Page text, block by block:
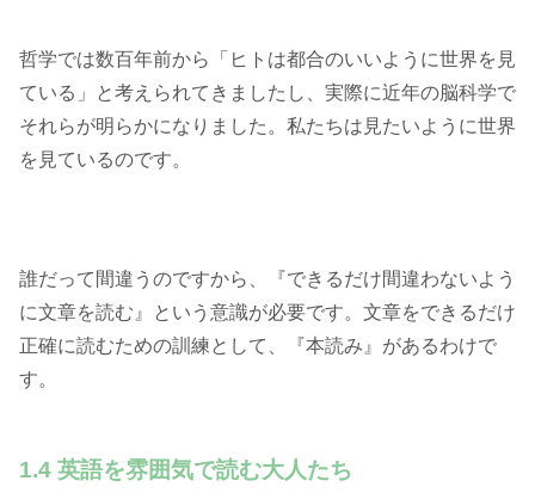
哲学では数百年前から「ヒトは都合のいいように世界を見
ている」と考えられてきましたし、実際に近年の脳科学で
それらが明らかになりました。私たちは見たいように世界
を見ているのです。
誰だって間違うのですから、『できるだけ間違わないよう
に文章を読む』という意識が必要です。文章をできるだけ
正確に読むための訓練として、『本読み』があるわけで
す。
1.4 英語を雰囲気で読む大人たち